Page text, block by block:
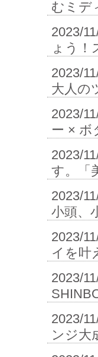
むミデ
2023/
ょう！
2023/
大人の
2023/
ー × ボ
2023/
す。「
2023/
小頭、
2023/
イを叶
2023/
2023/
ンジ大